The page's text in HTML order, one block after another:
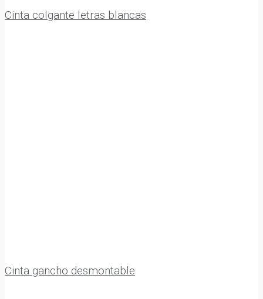
Cinta colgante letras blancas
Cinta gancho desmontable